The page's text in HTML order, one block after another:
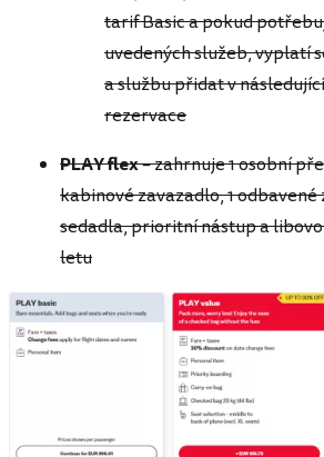
tarif Basic a pokud
uvedených služeb, vyplatí
a službu přidat v
rezervace
PLAY flex– zahrnuje 1 osobní
kabinové zavazadlo, 1
sedadla, prioritní nástup a
letu